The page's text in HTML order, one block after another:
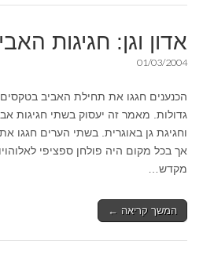
אדון וגן: חגיגות
01/03/2004
הכנענים חגגו את תחילת האביב
גדולות. מאמר זה יעסוק בשתי חגיגות
וחגיגת גן באוגרית. בשתי הערים
אך בכל מקום היה פולחן ספציפי
מקדש…
המשך קריאה ←